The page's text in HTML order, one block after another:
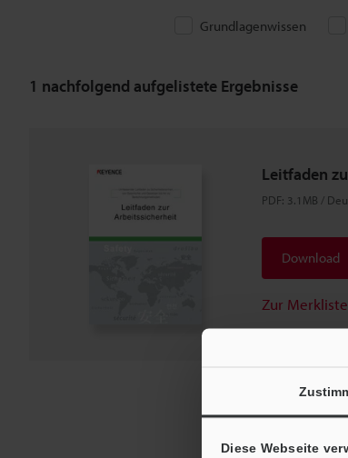
Diese Webseite
Grundlagenwissen
1 nachfolgend aufgelistete Ergebnisse
Leitfaden
PDF: 3.1MB /
Download
Zur